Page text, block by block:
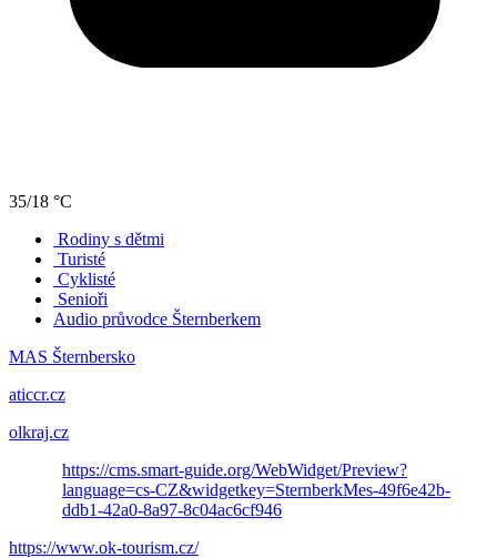
35/18 °C
Rodiny s dětmi
Turisté
Cyklisté
Senioři
Audio průvodce Šternberkem
MAS Šternbersko
aticcr.cz
olkraj.cz
https://cms.smart-guide.org/WebWidget/Preview?
language=cs-CZ&widgetkey=SternberkMes-49f6e42b-
ddb1-42a0-8a97-8c04ac6cf946
https://www.ok-tourism.cz/